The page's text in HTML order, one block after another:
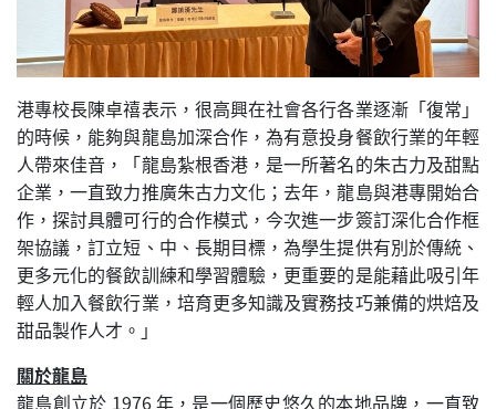
港專校長陳卓禧表示，很高興在社會各行各業逐漸「復常」
的時候，能夠與龍島加深合作，為有意投身餐飲行業的年輕
人帶來佳音，「龍島紮根香港，是一所著名的朱古力及甜點
企業，一直致力推廣朱古力文化；去年，龍島與港專開始合
作，探討具體可行的合作模式，今次進一步簽訂深化合作框
架協議，訂立短、中、長期目標，為學生提供有別於傳統、
更多元化的餐飲訓練和學習體驗，更重要的是能藉此吸引年
輕人加入餐飲行業，培育更多知識及實務技巧兼備的烘焙及
甜品製作人才。」
關於龍島
龍島創立於 1976 年，是一個歷史悠久的本地品牌，一直致